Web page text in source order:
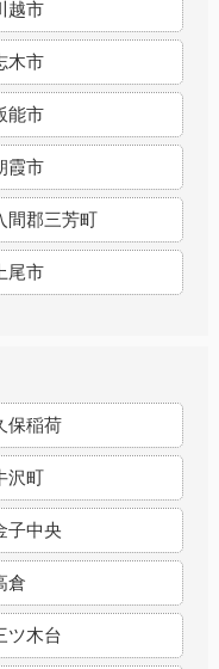
越市
木市
能市
霞市
間郡三芳町
尾市
保稲荷
沢町
子中央
倉
ツ木台